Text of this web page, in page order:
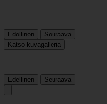
Edellinen
Seuraava
Katso kuvagalleria
Edellinen Seuraava